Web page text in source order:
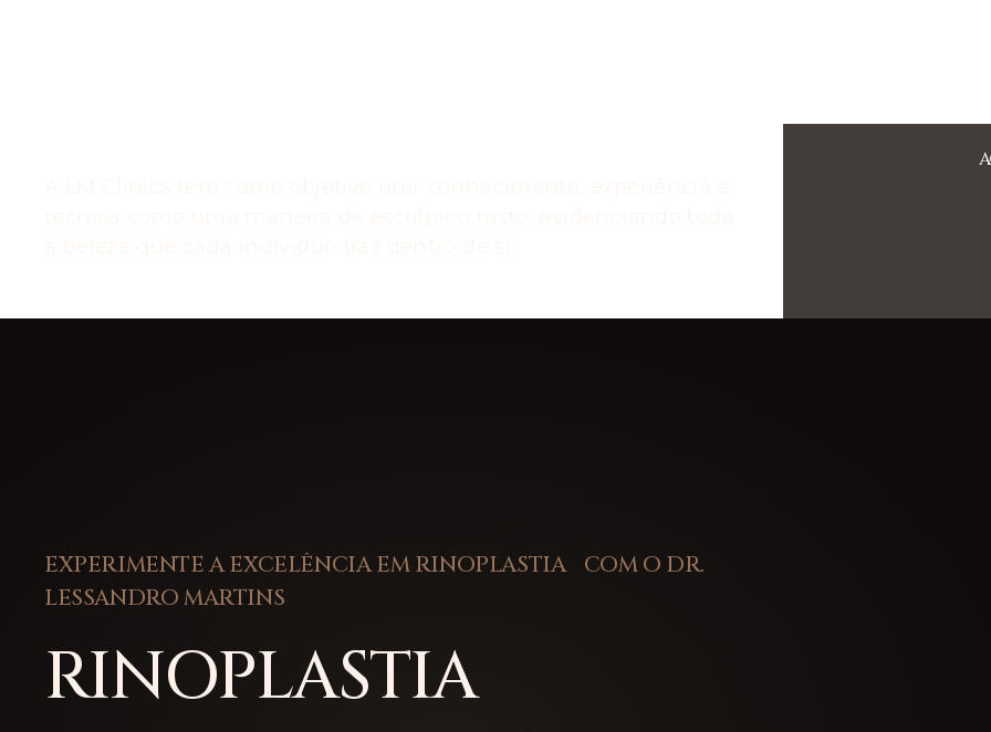
EXPERIMENTE A EXCELÊNCIA EM RINOPLASTIA COM O DR.
LESSANDRO MARTINS
RINOPLASTIA